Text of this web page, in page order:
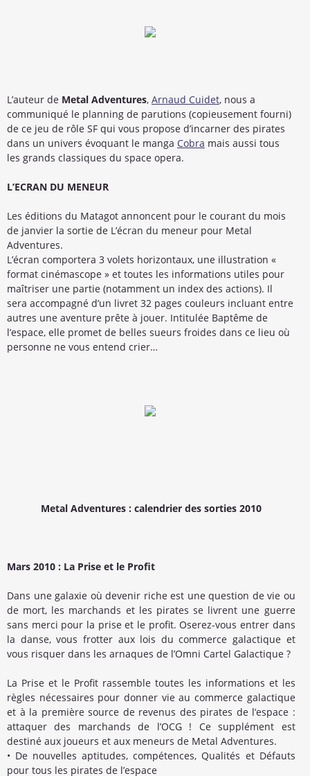
L’auteur de Metal Adventures, Arnaud Cuidet, nous a
communiqué le planning de parutions (copieusement fourni)
de ce jeu de rôle SF qui vous propose d’incarner des pirates
dans un univers évoquant le manga Cobra mais aussi tous
les grands classiques du space opera.
L’ECRAN DU MENEUR
Les éditions du Matagot annoncent pour le courant du mois
de janvier la sortie de L’écran du meneur pour Metal
Adventures.
L’écran comportera 3 volets horizontaux, une illustration «
format cinémascope » et toutes les informations utiles pour
maîtriser une partie (notamment un index des actions). Il
sera accompagné d’un livret 32 pages couleurs incluant entre
autres une aventure prête à jouer. Intitulée Baptême de
l’espace, elle promet de belles sueurs froides dans ce lieu où
personne ne vous entend crier…
Metal Adventures : calendrier des sorties 2010
Mars 2010 : La Prise et le Profit
Dans une galaxie où devenir riche est une question de vie ou
de mort, les marchands et les pirates se livrent une guerre
sans merci pour la prise et le profit. Oserez-vous entrer dans
la danse, vous frotter aux lois du commerce galactique et
vous risquer dans les arnaques de l’Omni Cartel Galactique ?
La Prise et le Profit rassemble toutes les informations et les
règles nécessaires pour donner vie au commerce galactique
et à la première source de revenus des pirates de l’espace :
attaquer des marchands de l’OCG ! Ce supplément est
destiné aux joueurs et aux meneurs de Metal Adventures.
• De nouvelles aptitudes, compétences, Qualités et Défauts
pour tous les pirates de l’espace